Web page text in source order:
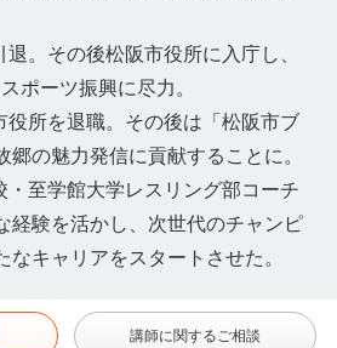
。その後松阪市役所に入庁し、
ポーツ振興に尽力。
役所を退職。その後は「松阪市ブ
郷の魅力発信に貢献することに。
・至学館大学レスリング部コーチ
経験を活かし、次世代のチャンピ
なキャリアをスタートさせた。
講師に関するご相談